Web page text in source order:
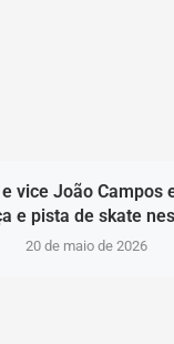
vice João Campos
e pista de skate
20 de maio de 2026